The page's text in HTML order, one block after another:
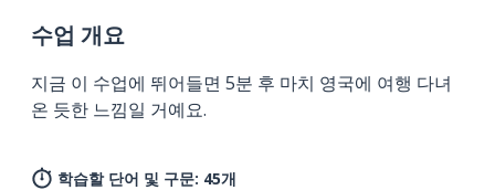
수업 개요
지금 이 수업에 뛰어들면 5분 후 마치 영국에 여행 다녀
온 듯한 느낌일 거예요.
학습할 단어 및 구문: 45개